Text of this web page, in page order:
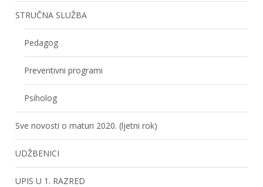
STRUČNA SLUŽBA
Pedagog
Preventivni programi
Psiholog
Sve novosti o maturi 2020. (ljetni rok)
UDŽBENICI
UPIS U 1. RAZRED